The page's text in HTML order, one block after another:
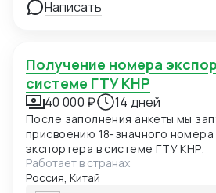
Написать
Получение номера экспортера в
системе ГТУ КНР
40 000 ₽ 14 дней
После заполнения анкеты мы
присвоению 18-значного
экспортера в системе ГТУ КНР.
Работает в странах
Россия, Китай